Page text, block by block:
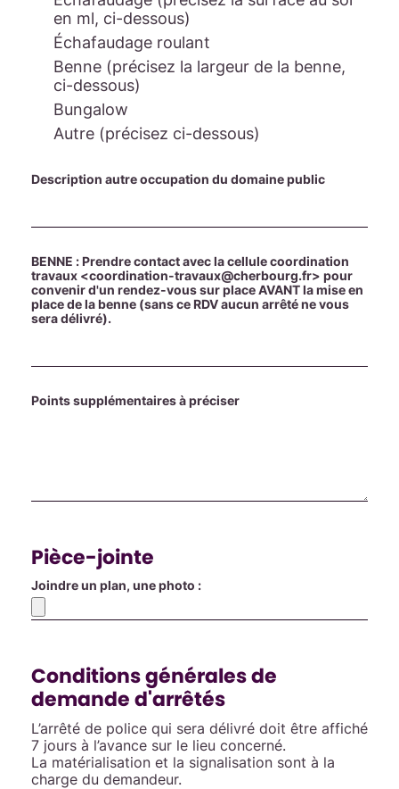
en ml, ci-dessous)
Échafaudage roulant
Benne (précisez la largeur de la benne,
ci-dessous)
Bungalow
Autre (précisez ci-dessous)
Description autre occupation du domaine public
BENNE : Prendre contact avec la cellule coordination
travaux <coordination-travaux@cherbourg.fr> pour
convenir d'un rendez-vous sur place AVANT la mise en
place de la benne (sans ce RDV aucun arrêté ne vous
sera délivré).
Points supplémentaires à préciser
Pièce-jointe
Joindre un plan, une photo :
Conditions générales de
demande d'arrêtés
L’arrêté de police qui sera délivré doit être affiché
7 jours à l’avance sur le lieu concerné.
La matérialisation et la signalisation sont à la
charge du demandeur.